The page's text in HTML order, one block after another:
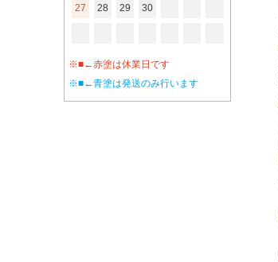
27 28 29 30
※■←赤塗は休業日です
※■←青塗は発送のみ行います